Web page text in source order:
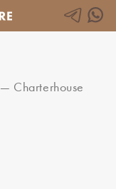
— Charterhouse